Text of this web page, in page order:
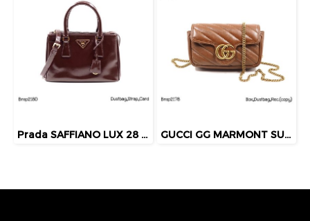
Prada SAFFIANO LUX 28 DOUBLE ZIP GRANATO 2013 GUCCI GG MARMONT SUPERMINI BAG BROWN 2022